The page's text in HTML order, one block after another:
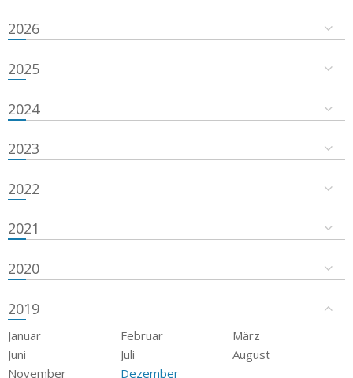
2026
2025
2024
2023
2022
2021
2020
2019
Januar Februar
März
Juni
Juli
August
November
Dezember